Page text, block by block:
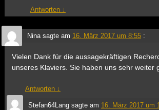
Antworten ↓
Ninasagte am 16. März 2017 um 8:55 :
Vielen Dank für die aussagekräftigen
unseres Klaviers. Sie haben uns sehr weiter
Antworten ↓
Stefan64Langsagte am 16. März 2017 um